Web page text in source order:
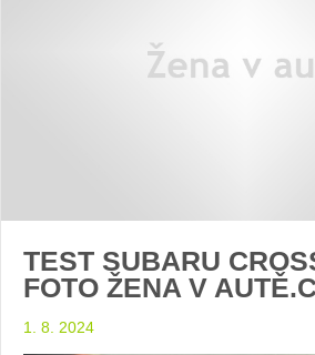
TEST SUBARU
FOTO ŽENA V
1. 8. 2024